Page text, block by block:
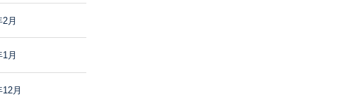
2月
月
12月